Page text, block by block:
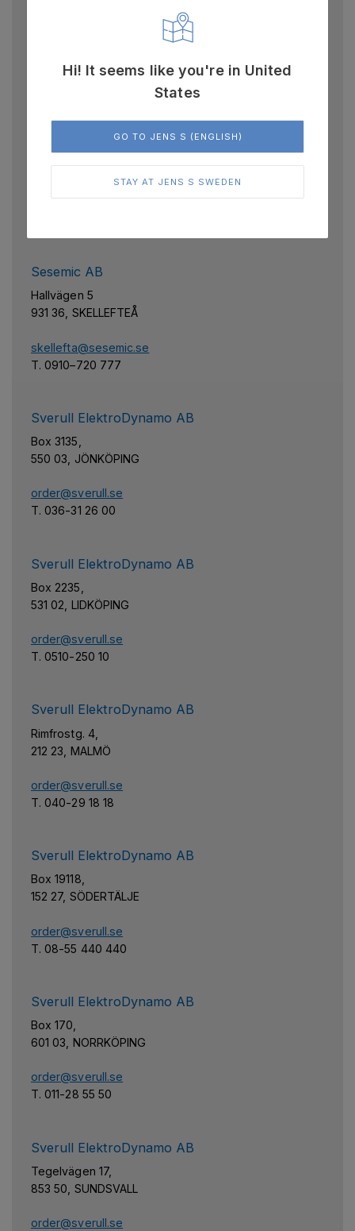
T. 08-550 322 66
Sesemic AB
Verkstadsgatan 4
941 39, PITEÅ
order@sesemic.se
Sesemic AB
Hallvägen 5
931 36, SKELLEFTEÅ
skellefta@sesemic.se
T. 0910–720 777
Sverull ElektroDynamo AB
Box 3135,
550 03, JÖNKÖPING
order@sverull.se
T. 036-31 26 00
Sverull ElektroDynamo AB
Box 2235,
531 02, LIDKÖPING
order@sverull.se
T. 0510-250 10
Sverull ElektroDynamo AB
Rimfrostg. 4,
212 23, MALMÖ
order@sverull.se
T. 040-29 18 18
Sverull ElektroDynamo AB
Box 19118,
152 27, SÖDERTÄLJE
order@sverull.se
T. 08-55 440 440
Sverull ElektroDynamo AB
Box 170,
601 03, NORRKÖPING
order@sverull.se
T. 011-28 55 50
Sverull ElektroDynamo AB
Tegelvägen 17,
853 50, SUNDSVALL
order@sverull.se
Hi! It seems like you're in United
States
GO TO JENS S (ENGLISH)
STAY AT JENS S SWEDEN